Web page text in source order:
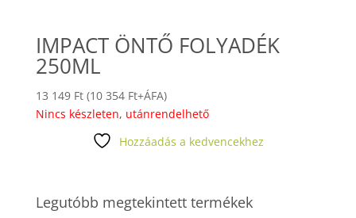
IMPACT ÖNTŐ FOLYADÉK
250ML
13 149 Ft (10 354 Ft+ÁFA)
Nincs készleten, utánrendelhető
Hozzáadás a kedvencekhez
Legutóbb megtekintett termékek